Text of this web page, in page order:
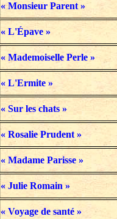
« Monsieur Parent »
« L'Épave »
« Mademoiselle Perle »
« L'Ermite »
« Sur les chats »
« Rosalie Prudent »
« Madame Parisse »
« Julie Romain »
« Voyage de santé »